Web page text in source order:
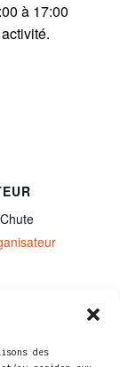
des
à 17:00